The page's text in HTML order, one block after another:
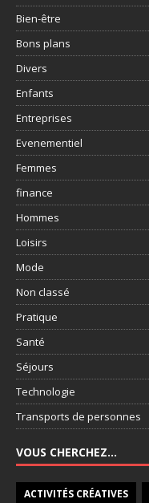
Bien-être
Bons plans
Divers
Enfants
Entreprises
Evenementiel
Femmes
finance
Hommes
Loisirs
Mode
Non classé
Pratique
Santé
Séjours
Technologie
Transports de personnes
VOUS CHERCHEZ…
ACTIVITÉS CRÉATIVES